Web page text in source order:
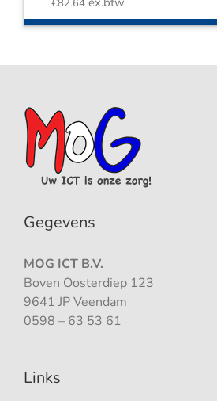
€82.64
Gegevens
MOG ICT B.V.
Boven Oosterdiep 123
9641 JP Veendam
0598 – 63 53 61
Links